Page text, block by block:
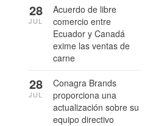
Acuerdo de libre
comercio entre
Ecuador y Canadá
exime las ventas de
carne
28
JUL
Conagra Brands
proporciona una
actualización sobre su
equipo directivo
28
JUL